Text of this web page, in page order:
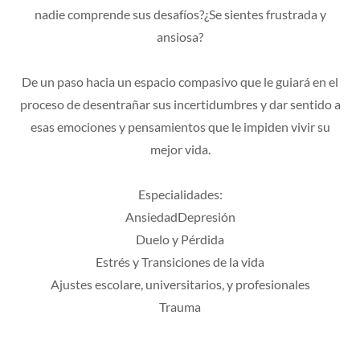
nadie comprende sus desafíos?¿Se sientes frustrada y
ansiosa?
De un paso hacia un espacio compasivo que le guiará en el
proceso de desentrañar sus incertidumbres y dar sentido a
esas emociones y pensamientos que le impiden vivir su
mejor vida.
Especialidades:
AnsiedadDepresión
Duelo y Pérdida
Estrés y Transiciones de la vida
Ajustes escolare, universitarios, y profesionales
Trauma